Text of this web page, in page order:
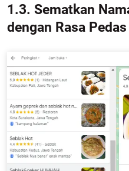
1.3. Sematkan
dengan Rasa Pedas